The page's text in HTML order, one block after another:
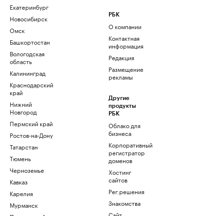
Екатеринбург
Новосибирск
Омск
Башкортостан
Вологодская
область
Калининград
Краснодарский
край
Нижний
Новгород
Пермский край
Ростов-на-Дону
Татарстан
Тюмень
Черноземье
Кавказ
Карелия
Мурманск
РБК
О компании
Контактная
информация
Редакция
Размещение
рекламы
Другие
продукты
РБК
Облако для
бизнеса
Корпоративный
регистратор
доменов
Хостинг
сайтов
Рег.решения
Знакомства